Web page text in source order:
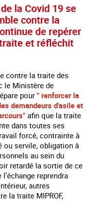
la Covid 19 se
contre la
de repérer
et réfléchit
contre la traite des
le Ministère de
pour " renforcer la
demandeurs d'asile et
afin que la traite
dans toutes ses
forcé, contrainte à
ou servile, obligation à
au sein du
retardé la sortie de ce
reprendra
autres
la traite MIPROF,